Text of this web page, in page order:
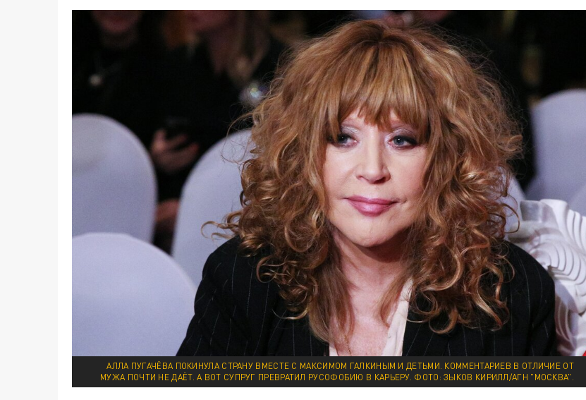
АЛЛА ПУГАЧЁВА ПОКИНУЛА СТРАНУ ВМЕСТЕ С МАКСИМОМ ГАЛКИНЫМ И ДЕТЬМИ. КОММЕНТАРИЕВ В ОТЛИЧИЕ ОТ
МУЖА ПОЧТИ НЕ ДАЁТ. А ВОТ СУПРУГ ПРЕВРАТИЛ РУСОФОБИЮ В КАРЬЕРУ. ФОТО: ЗЫКОВ КИРИЛЛ/АГН "МОСКВА".